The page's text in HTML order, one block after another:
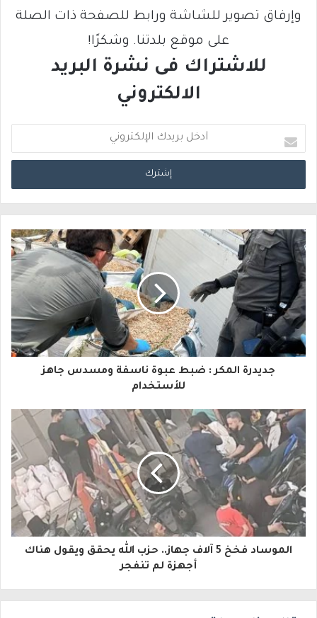
وإرفاق تصوير للشاشة ورابط للصفحة ذات الصلة
على موقع بلدتنا. وشكرًا!
للاشتراك فى نشرة البريد
الالكتروني
د
خ
ب
ر
ي
د
ك
ا
إ
ل
ك
ت
ر
و
جديدرة المكر : ضبط عبوة ناسفة ومسدس جاهز
للأستخدام
الموساد فخخ 5 آلاف جهاز.. حزب الله يحقق ويقول هناك
أجهزة لم تنفجر